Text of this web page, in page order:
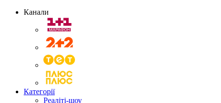
Канали
Категорії
Реаліті-шоу